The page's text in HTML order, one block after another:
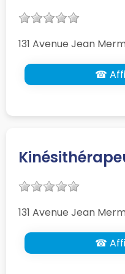
131 Avenue Jean
☎
131 Avenue Jean
☎